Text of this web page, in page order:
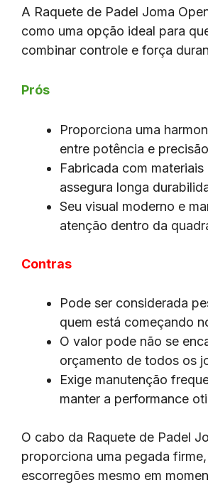
A Raquete de Padel Joma
como uma opção ideal para
combinar controle e força
Prós
Proporciona uma
entre potência e
Fabricada com materiais
assegura longa
Seu visual moderno e
atenção dentro da
Contras
Pode ser considerada
quem está começando
O valor pode não se
orçamento de todos os
Exige manutenção
manter a performance
O cabo da Raquete de Padel
proporciona uma pegada
escorregões mesmo em